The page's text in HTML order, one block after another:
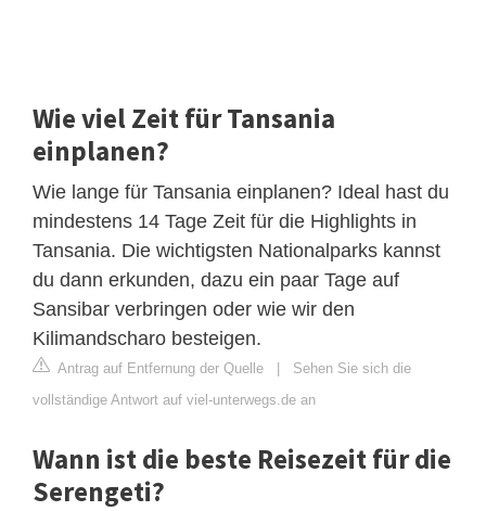
Wie viel Zeit für Tansania
einplanen?
Wie lange für Tansania einplanen? Ideal hast du
mindestens 14 Tage Zeit für die Highlights in
Tansania. Die wichtigsten Nationalparks kannst
du dann erkunden, dazu ein paar Tage auf
Sansibar verbringen oder wie wir den
Kilimandscharo besteigen.
Antrag auf Entfernung der Quelle
Sehen Sie sich die
vollständige Antwort auf viel-unterwegs.de an
Wann ist die beste Reisezeit für die
Serengeti?